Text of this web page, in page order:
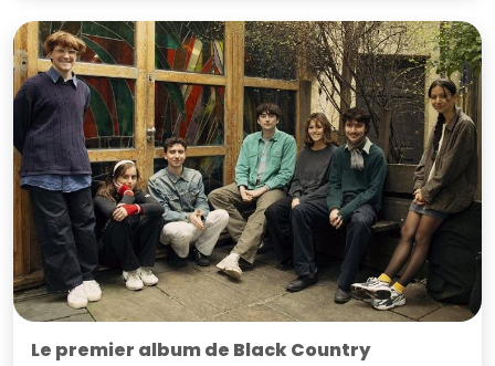
Le premier album de Black Country